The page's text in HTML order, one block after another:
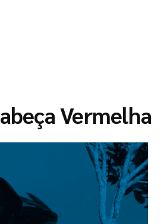
Vermelha